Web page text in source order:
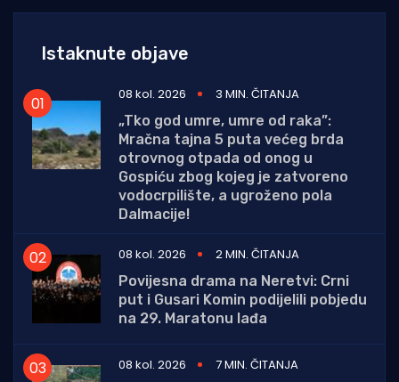
Istaknute objave
08 kol. 2026
3 MIN. ČITANJA
„Tko god umre, umre od raka”:
Mračna tajna 5 puta većeg brda
otrovnog otpada od onog u
Gospiću zbog kojeg je zatvoreno
vodocrpilište, a ugroženo pola
Dalmacije!
08 kol. 2026
2 MIN. ČITANJA
Povijesna drama na Neretvi: Crni
put i Gusari Komin podijelili pobjedu
na 29. Maratonu lađa
08 kol. 2026
7 MIN. ČITANJA